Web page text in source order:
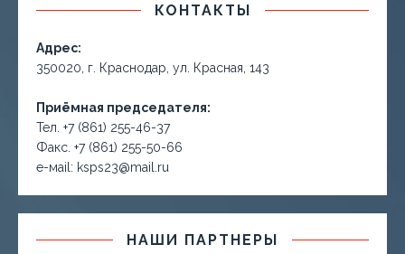
КОНТАКТЫ
Адрес:
350020, г. Краснодар, ул. Красная, 143
Приёмная председателя:
Тел. +7 (861) 255-46-37
Факс. +7 (861) 255-50-66
е-маil: ksps23@mail.ru
НАШИ ПАРТНЕРЫ